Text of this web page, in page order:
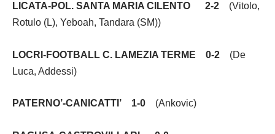
LICATA-POL. SANTA MARIA CILENTO 2-2 (Vitolo,
Rotulo (L), Yeboah, Tandara (SM))
LOCRI-FOOTBALL C. LAMEZIA TERME 0-2 (De
Luca, Addessi)
PATERNO’-CANICATTI’ 1-0 (Ankovic)